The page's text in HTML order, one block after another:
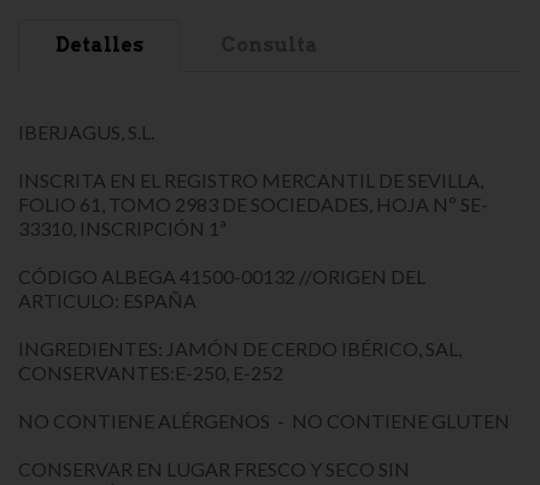
Detalles
IBERJAGUS, S.L.
INSCRITA EN EL REGISTRO MERCANTIL DE SEVILLA,
FOLIO 61, TOMO 2983 DE SOCIEDADES, HOJA Nº SE-
33310, INSCRIPCIÓN 1ª
CÓDIGO ALBEGA 41500-00132 //ORIGEN DEL
ARTICULO: ESPAÑA
INGREDIENTES: JAMÓN DE CERDO IBÉRICO, SAL,
CONSERVANTES:E-250, E-252
NO CONTIENE ALÉRGENOS - NO CONTIENE GLUTEN
CONSERVAR EN LUGAR FRESCO Y SECO SIN